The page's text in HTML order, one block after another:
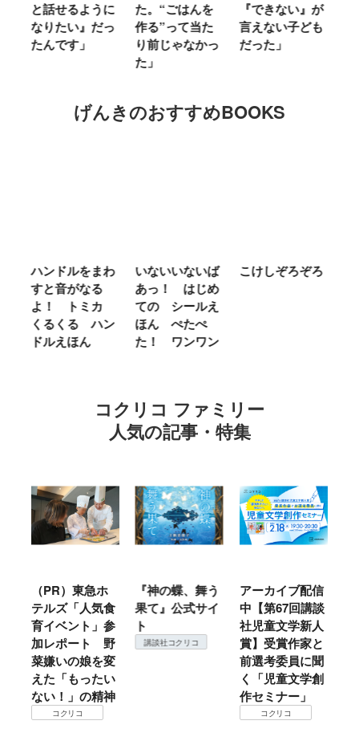
と話せるように
なりたい』だっ
たんです」
た。“ごはんを
作る”って当た
り前じゃなかっ
た」
『できない』が
言えない子ども
だった」
げんきのおすすめBOOKS
ハンドルをまわ
すと音がなる
よ！ トミカ
くるくる ハン
ドルえほん
いないいないば
あっ！ はじめ
ての シールえ
ほん ぺたぺ
た！ ワンワン
こけしぞろぞろ
コクリコ ファミリー
人気の記事・特集
（PR）東急ホ
テルズ「人気食
育イベント」参
加レポート 野
菜嫌いの娘を変
えた「もったい
ない！」の精神
コクリコ
『神の蝶、舞う
果て』公式サイ
ト
講談社コクリコ
アーカイブ配信
中【第67回講談
社児童文学新人
賞】受賞作家と
前選考委員に聞
く「児童文学創
作セミナー」
コクリコ